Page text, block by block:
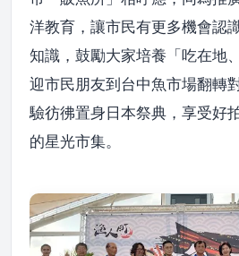
洋教育，讓市民有更多機會認
知識，鼓勵大家培養「吃在地
迎市民朋友到台中魚市場翻轉
驗彷彿置身日本祭典，享受好
的星光市集。